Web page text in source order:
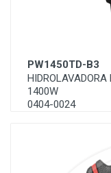
PW1450TD-B3
HIDROLAVADORA
1400W
0404-0024